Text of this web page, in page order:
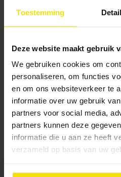
Toestemming
Deze website maakt gebruik
We gebruiken cookies om
personaliseren, om functies
en om ons websiteverkeer te
informatie over uw gebruik
partners voor social media,
partners kunnen deze
informatie die u aan ze heeft
verzameld op basis van uw
Delen
Gerelateerde